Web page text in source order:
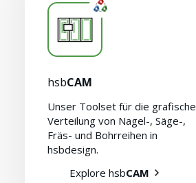
Kontakt
hsbCAM
Unser Toolset für die grafische
Verteilung von Nagel-, Säge-,
Fräs- und Bohrreihen in
hsbdesign.
Explore hsbCAM